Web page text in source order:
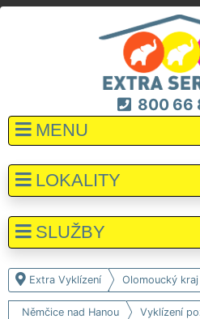
800 66
MENU
Extra Vyklízení Olomoucký kraj
Němčice nad Hanou Vyklízení
LOKALITY
SLUŽBY